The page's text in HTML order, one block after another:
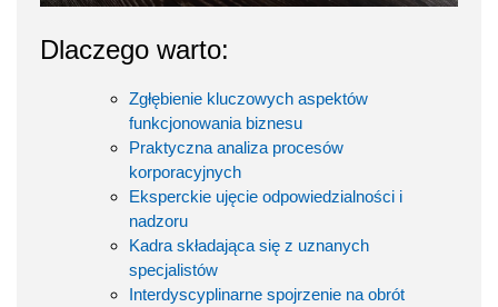
Dlaczego warto:
Zgłębienie kluczowych aspektów
funkcjonowania biznesu
Praktyczna analiza procesów
korporacyjnych
Eksperckie ujęcie odpowiedzialności i
nadzoru
Kadra składająca się z uznanych
specjalistów
Interdyscyplinarne spojrzenie na obrót